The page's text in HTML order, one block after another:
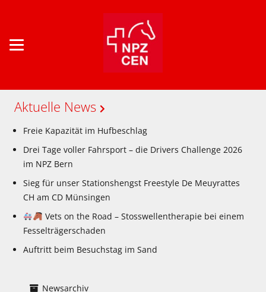
Aktuelle News
Freie Kapazität im Hufbeschlag
Drei Tage voller Fahrsport – die Drivers Challenge 2026
im NPZ Bern
Sieg für unser Stationshengst Freestyle De Meuyrattes
CH am CD Münsingen
Vets on the Road – Stosswellentherapie bei einem
Fesselträgerschaden
Auftritt beim Besuchstag im Sand
Newsarchiv